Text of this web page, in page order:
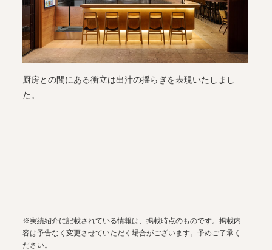
厨房との間にある衝立は出汁の揺らぎを表現いたしまし
た。
※実績紹介に記載されている情報は、掲載時点のものです。掲載内
容は予告なく変更させていただく場合がございます。予めご了承く
ださい。